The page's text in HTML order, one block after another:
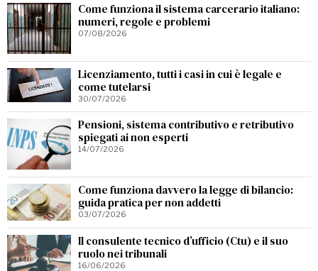
Come funziona il sistema carcerario italiano:
numeri, regole e problemi
07/08/2026
Licenziamento, tutti i casi in cui è legale e
come tutelarsi
30/07/2026
Pensioni, sistema contributivo e retributivo
spiegati ai non esperti
14/07/2026
Come funziona davvero la legge di bilancio:
guida pratica per non addetti
03/07/2026
Il consulente tecnico d’ufficio (Ctu) e il suo
ruolo nei tribunali
16/06/2026